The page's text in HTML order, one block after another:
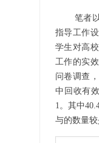
笔者
指导工作
学生对高
工作的实
问卷调查
中回收有
1。其中
与的数量较